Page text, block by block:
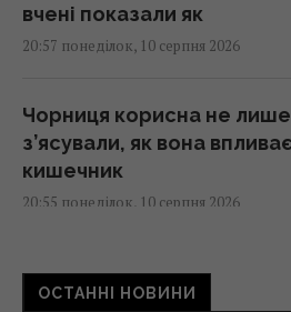
вчені показали як
20:57 понеділок, 10 серпня 2026
Чорниця корисна не лише
з’ясували, як вона
кишечник
20:55 понеділок, 10 серпня 2026
На Одещині розбився
пілот катапультувався, -
ОСТАННІ НОВИНИ